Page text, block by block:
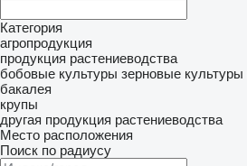
Категория
агропродукция
продукция растениеводства
бобовые культуры зерновые культуры
бакалея
крупы
другая продукция растениеводства
Место расположения
Поиск по радиусу